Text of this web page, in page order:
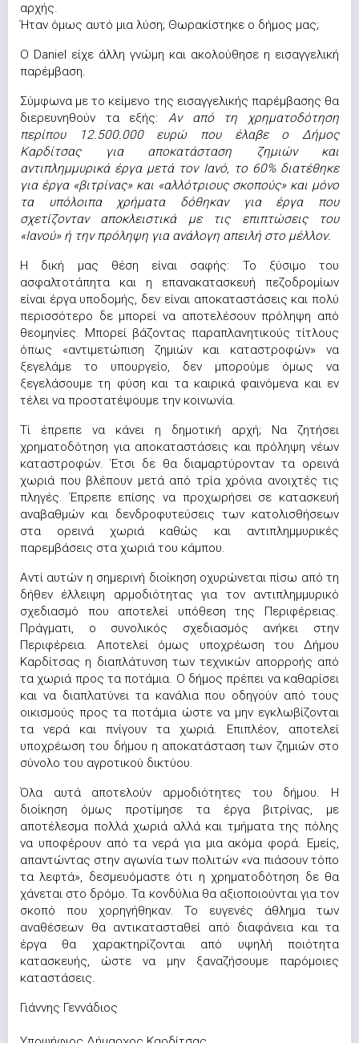
αρχής.
Ήταν όμως αυτό μια λύση; Θωρακίστηκε ο δήμος μας;
Ο Daniel είχε άλλη γνώμη και ακολούθησε η εισαγγελική
παρέμβαση.
Σύμφωνα με το κείμενο της εισαγγελικής παρέμβασης θα
διερευνηθούν τα εξής: Αν από τη χρηματοδότηση
περίπου 12.500.000 ευρώ που έλαβε ο Δήμος
Καρδίτσας για αποκατάσταση ζημιών και
αντιπλημμυρικά έργα μετά τον Ιανό, το 60% διατέθηκε
για έργα «βιτρίνας» και «αλλότριους σκοπούς» και μόνο
τα υπόλοιπα χρήματα δόθηκαν για έργα που
σχετίζονταν αποκλειστικά με τις επιπτώσεις του
«Ιανού» ή την πρόληψη για ανάλογη απειλή στο μέλλον.
Η δική μας θέση είναι σαφής: Το ξύσιμο του
ασφαλτοτάπητα και η επανακατασκευή πεζοδρομίων
είναι έργα υποδομής, δεν είναι αποκαταστάσεις και πολύ
περισσότερο δε μπορεί να αποτελέσουν πρόληψη από
θεομηνίες. Μπορεί βάζοντας παραπλανητικούς τίτλους
όπως «αντιμετώπιση ζημιών και καταστροφών» να
ξεγελάμε το υπουργείο, δεν μπορούμε όμως να
ξεγελάσουμε τη φύση και τα καιρικά φαινόμενα και εν
τέλει να προστατέψουμε την κοινωνία.
Τί έπρεπε να κάνει η δημοτική αρχή; Να ζητήσει
χρηματοδότηση για αποκαταστάσεις και πρόληψη νέων
καταστροφών. Έτσι δε θα διαμαρτύρονταν τα ορεινά
χωριά που βλέπουν μετά από τρία χρόνια ανοιχτές τις
πληγές. Έπρεπε επίσης να προχωρήσει σε κατασκευή
αναβαθμών και δενδροφυτεύσεις των κατολισθήσεων
στα ορεινά χωριά καθώς και αντιπλημμυρικές
παρεμβάσεις στα χωριά του κάμπου.
Αντί αυτών η σημερινή διοίκηση οχυρώνεται πίσω από τη
δήθεν έλλειψη αρμοδιότητας για τον αντιπλημμυρικό
σχεδιασμό που αποτελεί υπόθεση της Περιφέρειας.
Πράγματι, ο συνολικός σχεδιασμός ανήκει στην
Περιφέρεια. Αποτελεί όμως υποχρέωση του Δήμου
Καρδίτσας η διαπλάτυνση των τεχνικών απορροής από
τα χωριά προς τα ποτάμια. Ο δήμος πρέπει να καθαρίσει
και να διαπλατύνει τα κανάλια που οδηγούν από τους
οικισμούς προς τα ποτάμια ώστε να μην εγκλωβίζονται
τα νερά και πνίγουν τα χωριά. Επιπλέον, αποτελεί
υποχρέωση του δήμου η αποκατάσταση των ζημιών στο
σύνολο του αγροτικού δικτύου.
Όλα αυτά αποτελούν αρμοδιότητες του δήμου. Η
διοίκηση όμως προτίμησε τα έργα βιτρίνας, με
αποτέλεσμα πολλά χωριά αλλά και τμήματα της πόλης
να υποφέρουν από τα νερά για μια ακόμα φορά. Εμείς,
απαντώντας στην αγωνία των πολιτών «να πιάσουν τόπο
τα λεφτά», δεσμευόμαστε ότι η χρηματοδότηση δε θα
χάνεται στο δρόμο. Τα κονδύλια θα αξιοποιούνται για τον
σκοπό που χορηγήθηκαν. Το ευγενές άθλημα των
αναθέσεων θα αντικατασταθεί από διαφάνεια και τα
έργα θα χαρακτηρίζονται από υψηλή ποιότητα
κατασκευής, ώστε να μην ξαναζήσουμε παρόμοιες
καταστάσεις.
Γιάννης Γεννάδιος